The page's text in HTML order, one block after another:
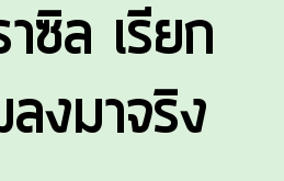
ซิล เรียก
งมาจริง